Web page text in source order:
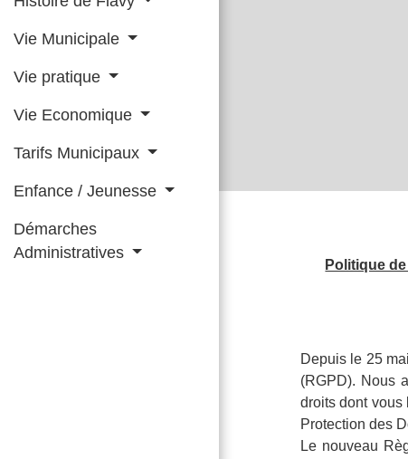
Vie Municipale
Vie pratique
Vie Economique
Tarifs Municipaux
Enfance / Jeunesse
Démarches
Administratives
Politique
Depuis le 25
(RGPD). Nous
droits dont vous
Protection des
Le nouveau